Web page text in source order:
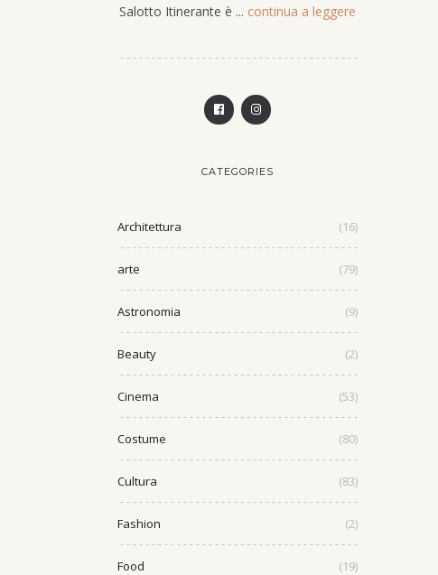
Salotto Itinerante è ... continua a leggere
CATEGORIES
Architettura (16)
arte (79)
Astronomia (9)
Beauty (2)
Cinema (53)
Costume (80)
Cultura (83)
Fashion (2)
Food (19)